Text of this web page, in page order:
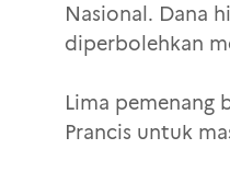
Nasional. Dana
diperbolehkan
Lima pemenang
Prancis untuk